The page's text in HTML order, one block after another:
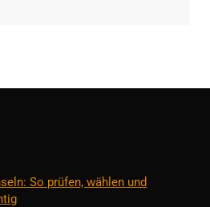
So prüfen, wählen und